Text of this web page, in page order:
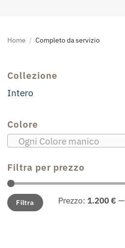
Home / Completo da servizio
Collezione
Intero
Colore
Ogni Colore manico
Filtra per prezzo
Prezzo
Min
Prezzo
MaxFiltra Prezzo: 1.200 € —